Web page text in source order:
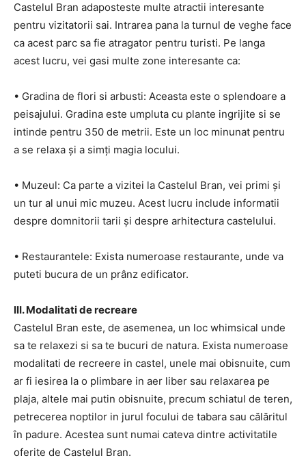
Castelul Bran adaposteste multe atractii interesante
pentru vizitatorii sai. Intrarea pana la turnul de veghe face
ca acest parc sa fie atragator pentru turisti. Pe langa
acest lucru, vei gasi multe zone interesante ca:
• Gradina de flori si arbusti: Aceasta este o splendoare a
peisajului. Gradina este umpluta cu plante ingrijite si se
intinde pentru 350 de metrii. Este un loc minunat pentru
a se relaxa și a simți magia locului.
• Muzeul: Ca parte a vizitei la Castelul Bran, vei primi și
un tur al unui mic muzeu. Acest lucru include informatii
despre domnitorii tarii și despre arhitectura castelului.
• Restaurantele: Exista numeroase restaurante, unde va
puteti bucura de un prânz edificator.
III. Modalitati de recreare
Castelul Bran este, de asemenea, un loc whimsical unde
sa te relaxezi si sa te bucuri de natura. Exista numeroase
modalitati de recreere in castel, unele mai obisnuite, cum
ar fi iesirea la o plimbare in aer liber sau relaxarea pe
plaja, altele mai putin obisnuite, precum schiatul de teren,
petrecerea noptilor in jurul focului de tabara sau călăritul
în padure. Acestea sunt numai cateva dintre activitatile
oferite de Castelul Bran.